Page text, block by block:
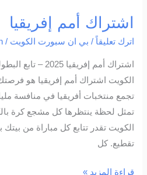
اشتراك أمم إفريقيا
اترك تعليقاً / بي ان سبورت الكويت /
اشتراك أمم
الكويت اشتراك أمم إفريقيا هو
تجمع منتخبات أفريقيا في منافسة
تمثل لحظة ينتظرها كل مشجع كرة
الكويت تقدر تتابع كل مباراة من
تقطيع. كل
قراءة المزيد »